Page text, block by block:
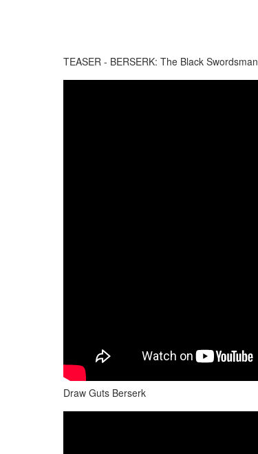
TEASER - BERSERK: The Black Swordsman
Draw Guts Berserk